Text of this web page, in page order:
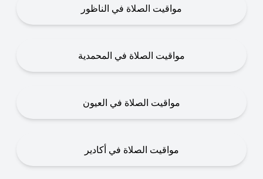
مواقيت الصلاة في الناظور
مواقيت الصلاة في المحمدية
مواقيت الصلاة في العيون
مواقيت الصلاة في أكادير